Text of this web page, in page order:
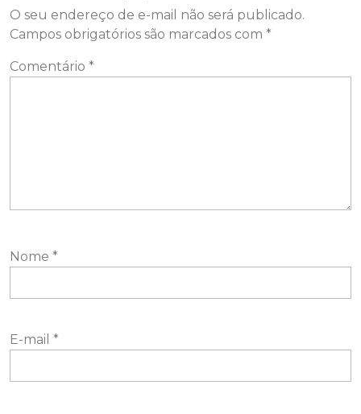
O seu endereço de e-mail não será publicado.
Campos obrigatórios são marcados com *
Comentário *
Nome *
E-mail *